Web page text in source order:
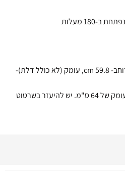
מידות בס"מ: גובה- 84.8 cm, רוחב- 59.8 cm, עומק (לא כולל דלת)-
ישנן מכונות כביסה המגיעות לעומק של 64 ס"מ. יש להיעזר בשרטוט